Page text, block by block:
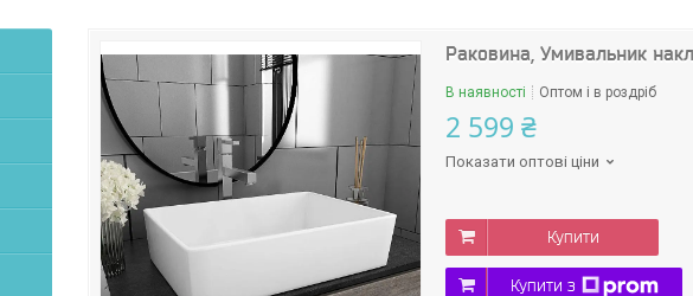
Раковина, Умивальник
В наявності Оптом і в роздріб
2 599 ₴
Показати оптові ціни
Купити
Купити з